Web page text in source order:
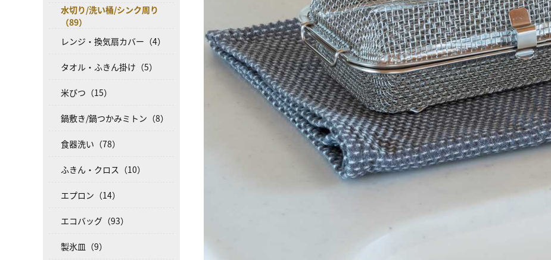
水切り/洗い桶/シンク周り
（89）
レンジ・換気扇カバー（4）
タオル・ふきん掛け（5）
米びつ（15）
鍋敷き/鍋つかみミトン（8）
食器洗い（78）
ふきん・クロス（10）
エプロン（14）
エコバッグ（93）
製氷皿（9）